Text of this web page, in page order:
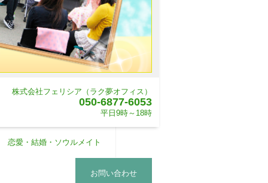
株式会社フェリシア（ラク夢オフィス）
050-6877-6053
平日9時～18時
恋愛・結婚・ソウルメイト
お問い合わせ